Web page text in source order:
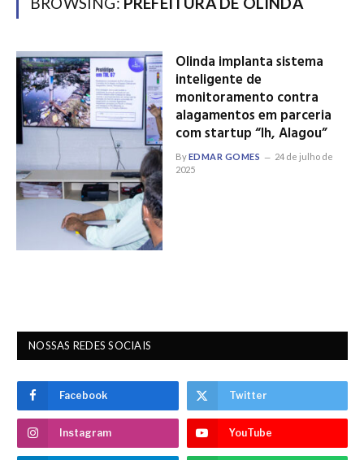
Olinda implanta sistema
inteligente de
monitoramento contra
alagamentos em parceria
com startup “Ih, Alagou”
ByEDMAR GOMES
24 de julho de
2025
NOSSAS REDES SOCIAIS
Facebook Twitter
Instagram YouTube